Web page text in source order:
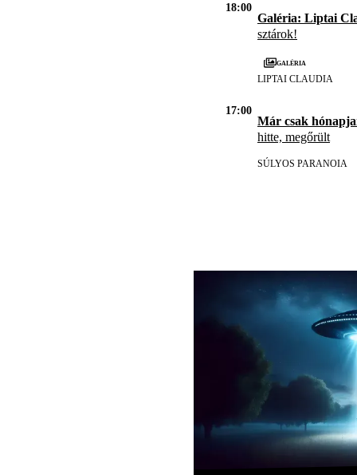
18:00
Galéria: Liptai
sztárok!
Galéria
LIPTAI CLAUDIA
17:00
Már csak
hitte, megőrült
SÚLYOS PARANOIA